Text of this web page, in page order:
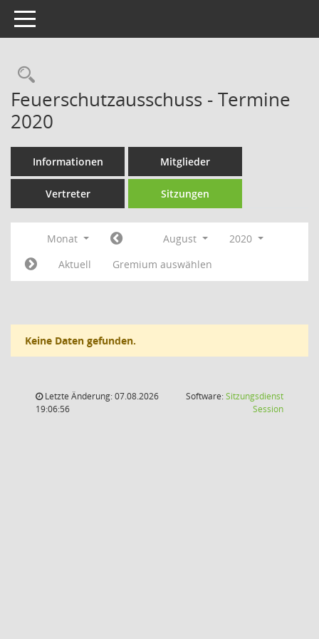
Toggle navigation
Rechercheauswahl
Feuerschutzausschuss - Termine
2020
Informationen Mitglieder
Vertreter Sitzungen
Monat August
2020
Aktuell
Gremium auswählen
Keine Daten gefunden.
Letzte Änderung: 07.08.2026
19:06:56
Software:Sitzungsdienst
Session(Wird in